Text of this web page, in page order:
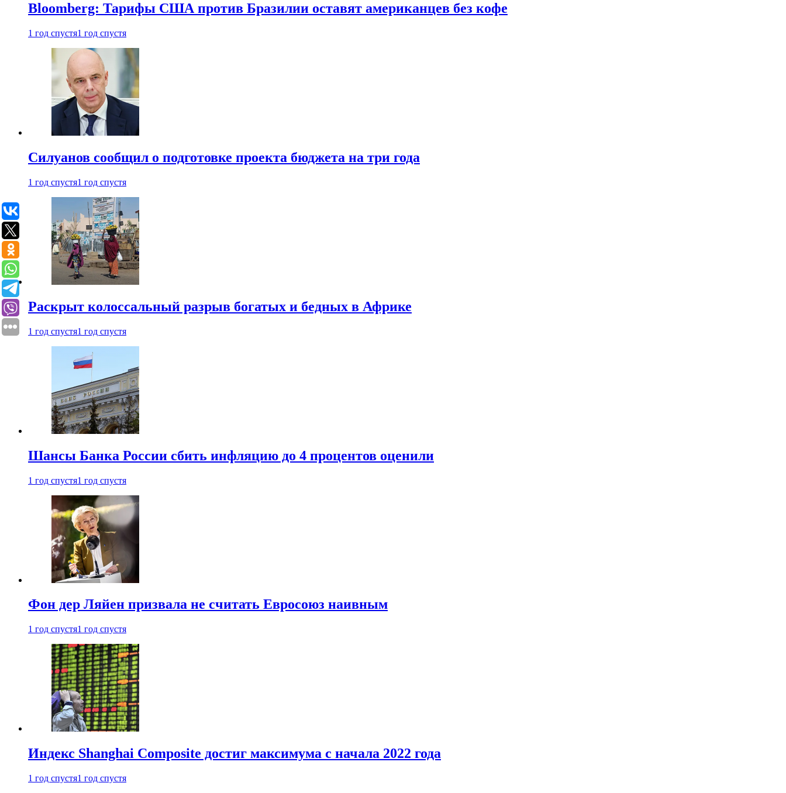
Bloomberg: Тарифы США против Бразилии оставят американцев без кофе
1 год спустя1 год спустя
Силуанов сообщил о подготовке проекта бюджета на три года
1 год спустя1 год спустя
Раскрыт колоссальный разрыв богатых и бедных в Африке
1 год спустя1 год спустя
Шансы Банка России сбить инфляцию до 4 процентов оценили
1 год спустя1 год спустя
Фон дер Ляйен призвала не считать Евросоюз наивным
1 год спустя1 год спустя
Индекс Shanghai Composite достиг максимума с начала 2022 года
1 год спустя1 год спустя